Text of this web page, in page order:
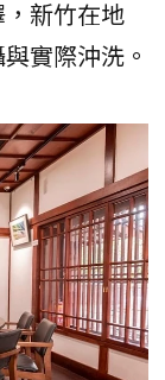
新竹在地
實際沖洗。